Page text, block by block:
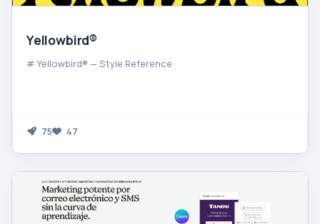
Yellowbird®
# Yellowbird® — Style Reference
75 47